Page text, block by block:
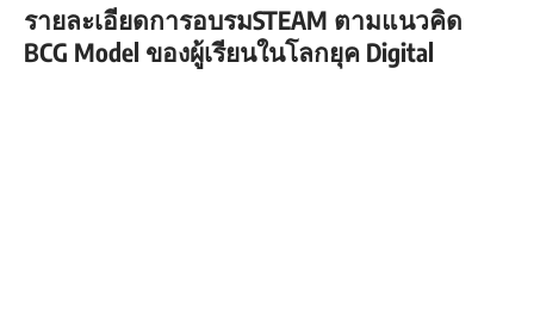
รายละเอียดการอบรมSTEAM ตามแนวคิด
BCG Model ของผู้เรียนในโลกยุค Digital